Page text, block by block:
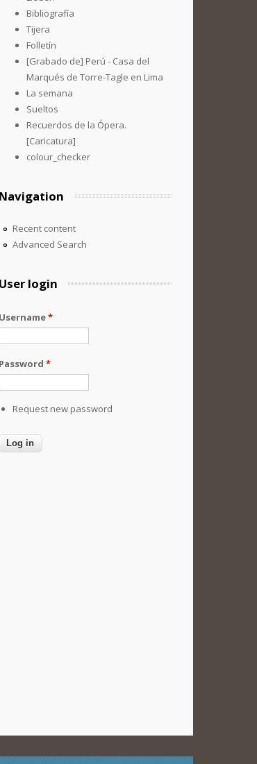
Bibliografía
Tijera
Folletín
[Grabado de] Perú - Casa del
Marqués de Torre-Tagle en Lima
La semana
Sueltos
Recuerdos de la Ópera.
[Caricatura]
colour_checker
Navigation
Recent content
Advanced Search
User login
Username*
Password *
Request new password